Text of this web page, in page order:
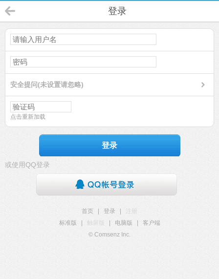
登录
安全提问(未设置请忽略)
点击重新加载
登录
或使用QQ登录
首页 登录
注册
标准版
触屏版 电脑版
客户端
© Comsenz Inc.